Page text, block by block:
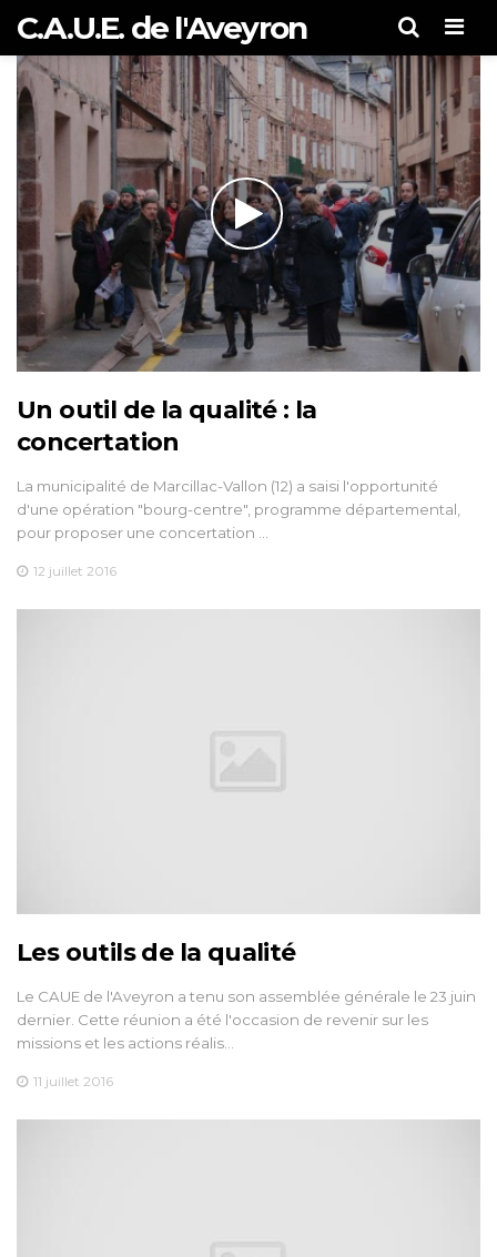
C.A.U.E. de l'Aveyron
Un outil de la qualité : la
concertation
La municipalité de Marcillac-Vallon (12) a saisi l'opportunité
d'une opération "bourg-centre", programme départemental,
pour proposer une concertation …
12 juillet 2016
Les outils de la qualité
Le CAUE de l'Aveyron a tenu son assemblée générale le 23 juin
dernier. Cette réunion a été l'occasion de revenir sur les
missions et les actions réalis…
11 juillet 2016